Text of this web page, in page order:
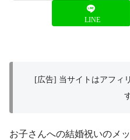
LINE
[広告] 当サイトはアフィ
お子さんへの結婚祝いのメ